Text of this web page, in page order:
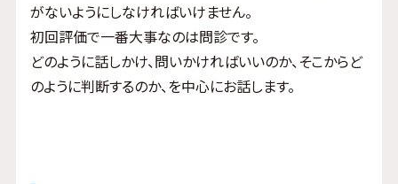
がないようにしなければいけません。
初回評価で一番大事なのは問診です。
どのように話しかけ、問いかければいいのか、そこからど
のように判断するのか、を中心にお話します。